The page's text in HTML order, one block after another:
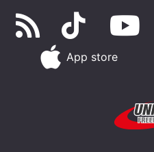
App store